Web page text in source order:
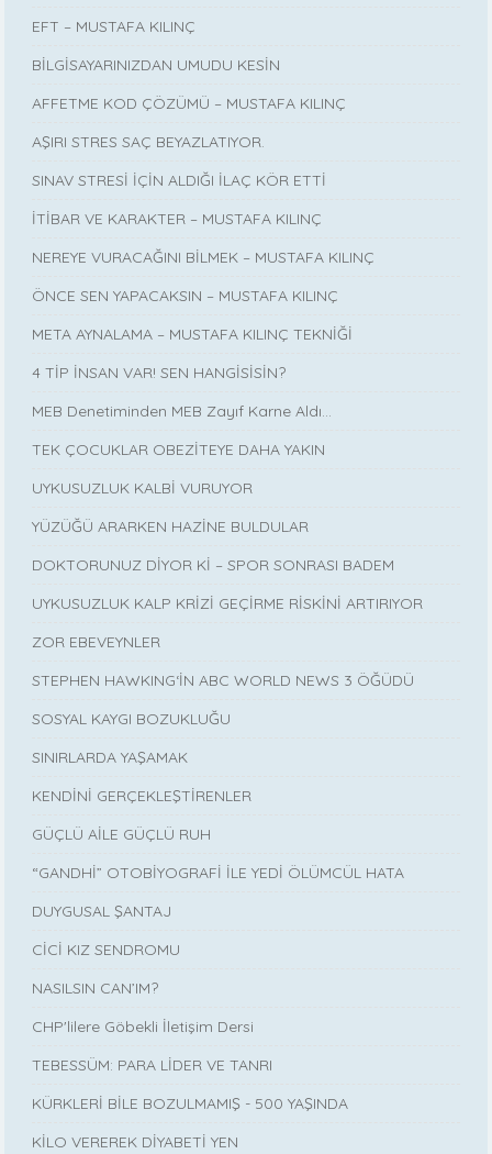
EFT – MUSTAFA KILINÇ
BİLGİSAYARINIZDAN UMUDU KESİN
AFFETME KOD ÇÖZÜMÜ – MUSTAFA KILINÇ
AŞIRI STRES SAÇ BEYAZLATIYOR.
SINAV STRESİ İÇİN ALDIĞI İLAÇ KÖR ETTİ
İTİBAR VE KARAKTER – MUSTAFA KILINÇ
NEREYE VURACAĞINI BİLMEK – MUSTAFA KILINÇ
ÖNCE SEN YAPACAKSIN – MUSTAFA KILINÇ
META AYNALAMA – MUSTAFA KILINÇ TEKNİĞİ
4 TİP İNSAN VAR! SEN HANGİSİSİN?
MEB Denetiminden MEB Zayıf Karne Aldı…
TEK ÇOCUKLAR OBEZİTEYE DAHA YAKIN
UYKUSUZLUK KALBİ VURUYOR
YÜZÜĞÜ ARARKEN HAZİNE BULDULAR
DOKTORUNUZ DİYOR Kİ – SPOR SONRASI BADEM
UYKUSUZLUK KALP KRİZİ GEÇİRME RİSKİNİ ARTIRIYOR
ZOR EBEVEYNLER
STEPHEN HAWKING‘İN ABC WORLD NEWS 3 ÖĞÜDÜ
SOSYAL KAYGI BOZUKLUĞU
SINIRLARDA YAŞAMAK
KENDİNİ GERÇEKLEŞTİRENLER
GÜÇLÜ AİLE GÜÇLÜ RUH
“GANDHİ” OTOBİYOGRAFİ İLE YEDİ ÖLÜMCÜL HATA
DUYGUSAL ŞANTAJ
CİCİ KIZ SENDROMU
NASILSIN CAN’IM?
CHP'lilere Göbekli İletişim Dersi
TEBESSÜM: PARA LİDER VE TANRI
KÜRKLERİ BİLE BOZULMAMIŞ - 500 YAŞINDA
KİLO VEREREK DİYABETİ YEN